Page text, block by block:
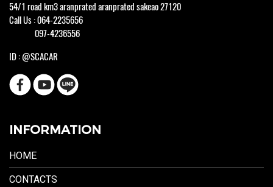
54/1 road km3 aranprated aranprated sakeao 27120
Call Us : 064-2235656
097-4236556
ID : @SCACAR
INFORMATION
HOME
CONTACTS